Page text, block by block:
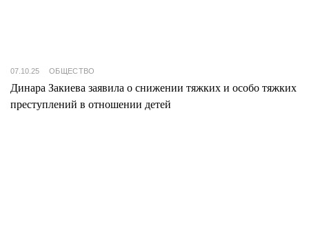
07.10.25 ОБЩЕСТВО
Динара Закиева заявила о снижении тяжких и особо тяжких
преступлений в отношении детей